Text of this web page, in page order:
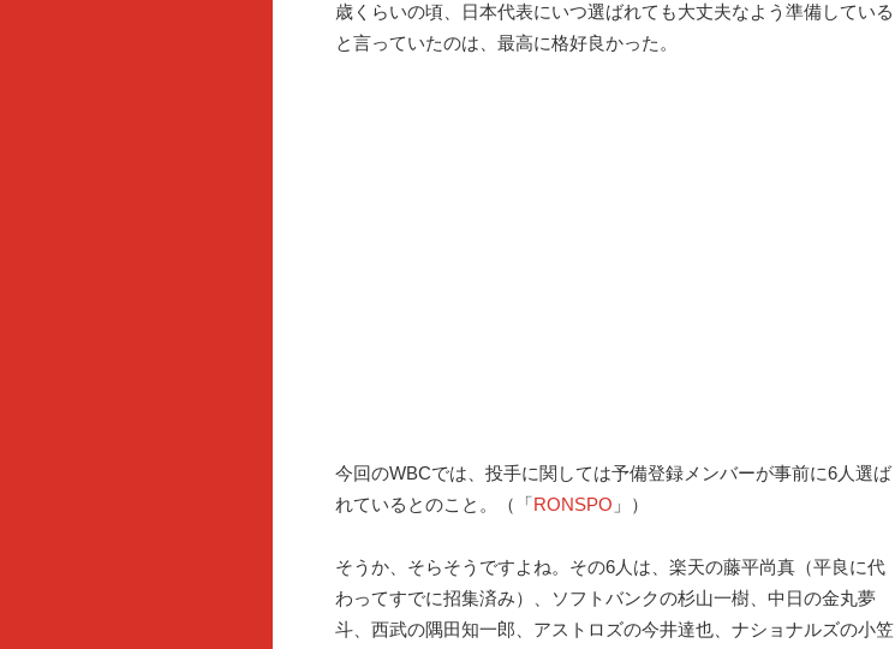
歳くらいの頃、日本代表にいつ選ばれても大丈夫なよう準備している
と言っていたのは、最高に格好良かった。
今回のWBCでは、投手に関しては予備登録メンバーが事前に6人選ば
れているとのこと。（「RONSPO 」）
そうか、そらそうですよね。その6人は、楽天の藤平尚真（平良に代
わってすでに招集済み）、ソフトバンクの杉山一樹、中日の金丸夢
斗、西武の隅田知一郎、アストロズの今井達也、ナショナルズの小笠